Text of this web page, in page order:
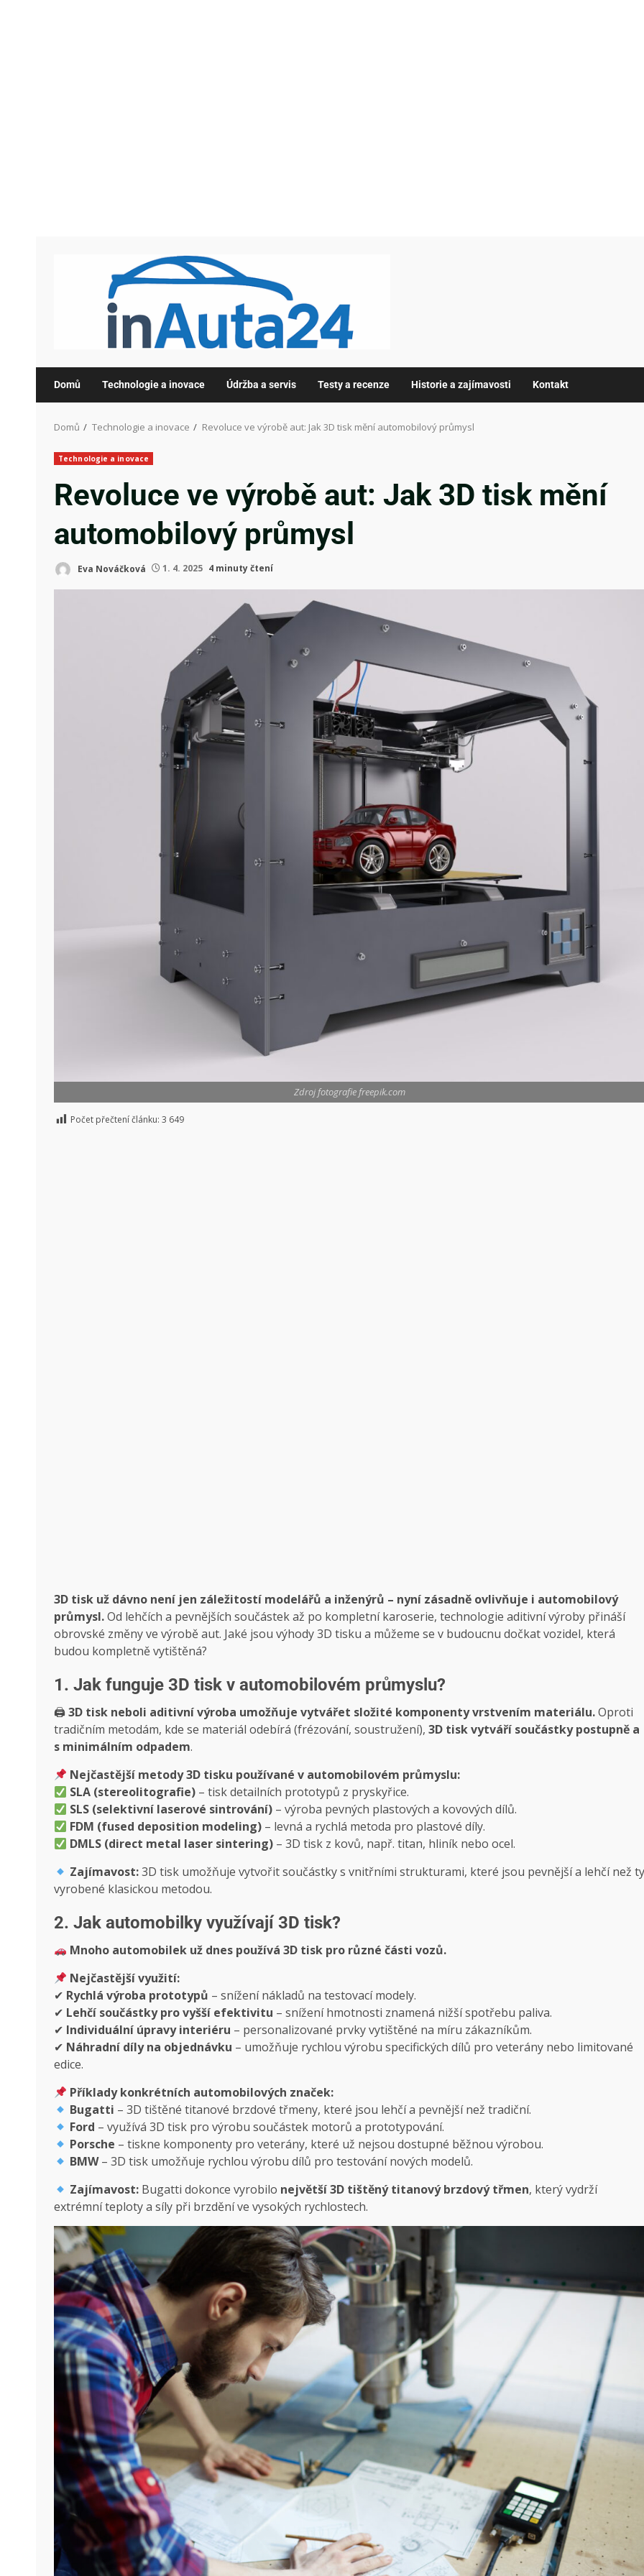
Domů Technologie a inovace Údržba a servis Testy a recenze Historie a zajímavosti Kontakt
Domů Technologie a inovace Revoluce ve výrobě aut: Jak 3D tisk mění automobilový průmysl
Technologie a inovace
Revoluce ve výrobě aut: Jak 3D tisk mění
automobilový průmysl
Eva Nováčková 1. 4. 2025 4 minuty čtení
Zdroj fotografie freepik.com
Počet přečtení článku: 3 649
3D tisk už dávno není jen záležitostí modelářů a inženýrů – nyní zásadně ovlivňuje i automobilový
průmysl.Od lehčích a pevnějších součástek až po kompletní karoserie, technologie aditivní výroby přináší
obrovské změny ve výrobě aut. Jaké jsou výhody 3D tisku a můžeme se v budoucnu dočkat vozidel, která
budou kompletně vytištěná?
1. Jak funguje 3D tisk v automobilovém průmyslu?
🖨3D tisk neboli aditivní výroba umožňuje vytvářet složité komponenty vrstvením materiálu.Oproti
tradičním metodám, kde se materiál odebírá (frézování, soustružení), 3D tisk vytváří součástky postupně a
s minimálním odpadem.
Nejčastější metody 3D tisku používané v automobilovém průmyslu:
SLA (stereolitografie) – tisk detailních prototypů z pryskyřice.
SLS (selektivní laserové sintrování) – výroba pevných plastových a kovových dílů.
FDM (fused deposition modeling) – levná a rychlá metoda pro plastové díly.
DMLS (direct metal laser sintering) – 3D tisk z kovů, např. titan, hliník nebo ocel.
Zajímavost:3D tisk umožňuje vytvořit součástky s vnitřními strukturami, které jsou pevnější a lehčí než
vyrobené klasickou metodou.
2. Jak automobilky využívají 3D tisk?
Mnoho automobilek už dnes používá 3D tisk pro různé části vozů.
Nejčastější využití:
✔ Rychlá výroba prototypů – snížení nákladů na testovací modely.
✔ Lehčí součástky pro vyšší efektivitu – snížení hmotnosti znamená nižší spotřebu paliva.
✔ Individuální úpravy interiéru – personalizované prvky vytištěné na míru zákazníkům.
✔ Náhradní díly na objednávku – umožňuje rychlou výrobu specifických dílů pro veterány nebo limitované
edice.
Příklady konkrétních automobilových značek:
Bugatti – 3D tištěné titanové brzdové třmeny, které jsou lehčí a pevnější než tradiční.
Ford – využívá 3D tisk pro výrobu součástek motorů a prototypování.
Porsche – tiskne komponenty pro veterány, které už nejsou dostupné běžnou výrobou.
BMW– 3D tisk umožňuje rychlou výrobu dílů pro testování nových modelů.
Zajímavost: Bugatti dokonce vyrobilo největší 3D tištěný titanový brzdový třmen, který vydrží
extrémní teploty a síly při brzdění ve vysokých rychlostech.